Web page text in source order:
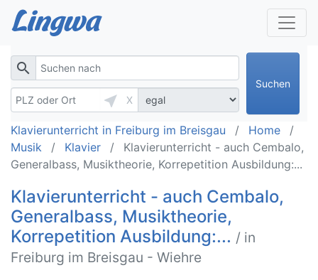
search
near_me
X
Suchen
Klavierunterricht in Freiburg im Breisgau
Home
Musik
Klavier
Klavierunterricht - auch Cembalo,
Generalbass, Musiktheorie, Korrepetition Ausbildung:...
Klavierunterricht - auch Cembalo,
Generalbass, Musiktheorie,
Korrepetition Ausbildung:... / in
Freiburg im Breisgau - Wiehre